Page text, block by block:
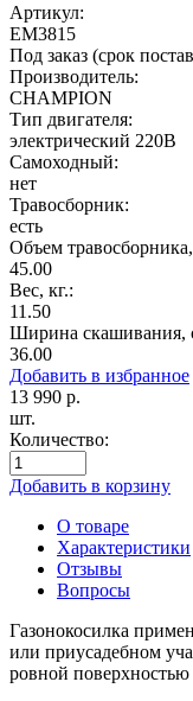
Артикул:
EM3815
Под заказ (срок
Производитель:
CHAMPION
Тип двигателя:
электрический 220В
Самоходный:
нет
Травосборник:
есть
Объем
45.00
Вес, кг.:
11.50
Ширина скашивания,
36.00
Добавить в избранное
13 990 р.
шт.
Количество:
Добавить в корзину
О товаре
Характеристики
Отзывы
Вопросы
Газонокосилка
или приусадебном
ровной поверхностью